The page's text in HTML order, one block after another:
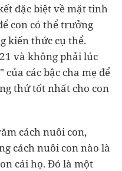
đặc biệt về mặt tinh
con có thể trưởng
kiến thức cụ thể.
và không phải lúc
các bậc cha mẹ để
thứ tốt nhất cho con
cách nuôi con,
cách nuôi con nào là
cái họ. Đó là một